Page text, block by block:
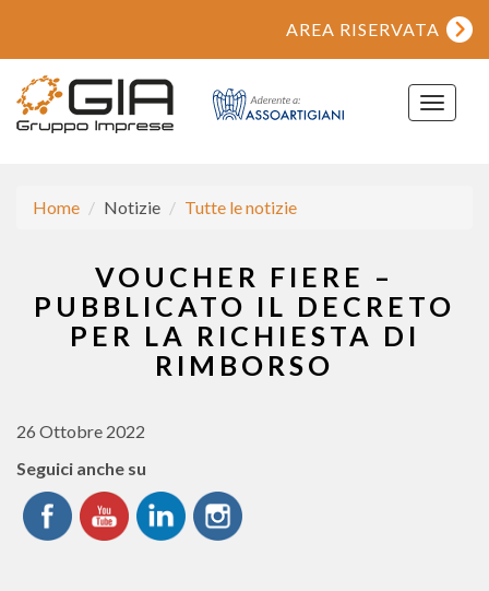
AREA RISERVATA
Toggle
Home Notizie Tutte le notizie
VOUCHER FIERE –
PUBBLICATO IL DECRETO
PER LA RICHIESTA DI
RIMBORSO
26 Ottobre 2022
Seguici anche su